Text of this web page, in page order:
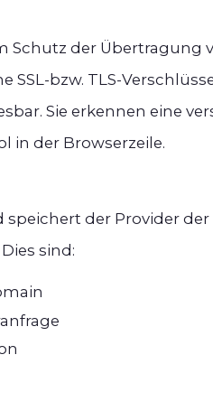
der Übertragung
SSL-bzw. TLS-
Sie erkennen eine
in der Browserzeile.
speichert der Provider
sind: